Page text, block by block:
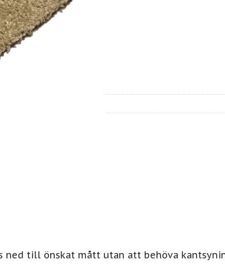
ned till önskat mått utan att behöva